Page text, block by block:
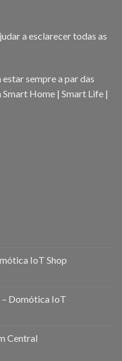
a esclarecer todas as
sempre a par das
Home | Smart Life |
IoT Shop
Domótica IoT
Central